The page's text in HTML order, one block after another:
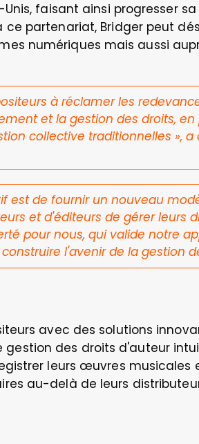
faisant ainsi progresser
partenariat, Bridger peut
numériques mais aussi
à réclamer les
et la gestion des droits,
collective traditionnelles »,
est de fournir un nouveau
et d'éditeurs de gérer leurs
pour nous, qui valide notre
l'avenir de la gestion
avec des solutions
des droits d'auteur
leurs œuvres musicales
au-delà de leurs